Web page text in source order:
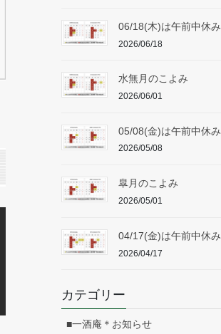
06/18(木)は午前中休み
2026/06/18
水無月のこよみ
2026/06/01
05/08(金)は午前中休み
2026/05/08
皐月のこよみ
2026/05/01
04/17(金)は午前中休み
2026/04/17
カテゴリー
■一酒庵＊お知らせ